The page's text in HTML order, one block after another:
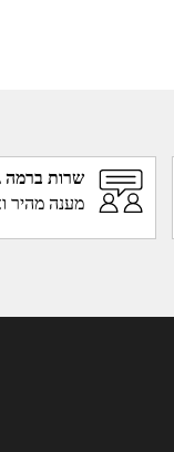
שרות ברמה
מענה מהיר